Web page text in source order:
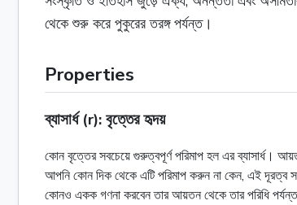
থেকে শুরু করে পুকুরের তরঙ্গ পর্যন্ত।
Properties
ব্যাসার্ধ (r): বৃত্তের হৃদয়
কোন বৃত্তের সবচেয়ে গুরুত্বপূর্ণ পরিমাপ হল এর ব্যাসার্ধ।
আপনি কোন দিক থেকে এটি পরিমাপ করুন না কেন, এই দূরত্ব
কোনও একক গণনা করবেন তার আয়তন থেকে তার পরিধি পর্যন্ত